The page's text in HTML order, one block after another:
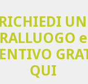
RICHIEDI UN
QUI